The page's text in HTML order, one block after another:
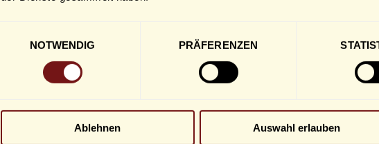
NOTWENDIG
PRÄFERENZEN
Ablehnen Auswahl erlauben
Kaiser